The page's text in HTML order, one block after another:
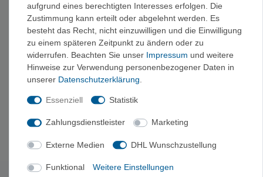
DazuLehrschriften & Ratgeberfür Technik und Sicherheit
sowie
Bildbände, Kalender & Magazine
zum Träumen und
Schmökern.
Passend zur Tourenplanung
findet bei uns auch Steigeisen & Grödel
Routenbeobachtung und Biwaksäcke & Erste Hilfe
aufgrund eines berechtigten Interesses erfolgen. Die
Zustimmung kann erteilt oder abgelehnt werden. Es
besteht das Recht, nicht einzuwilligen und die Einwilligung
zu einem späteren Zeitpunkt zu ändern oder zu
widerrufen. Beachten Sie unser Impressum und weitere
Hinweise zur Verwendung personenbezogener Daten in
unserer Daten­schutz­erklärung
Essenziell Statistik
Zahlungsdienstleister Marketing
Externe Medien DHL Wunschzustellung
Funktional Weitere Einstellungen